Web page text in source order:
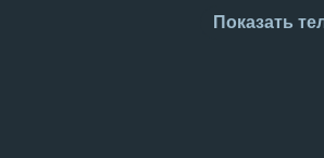
Показать